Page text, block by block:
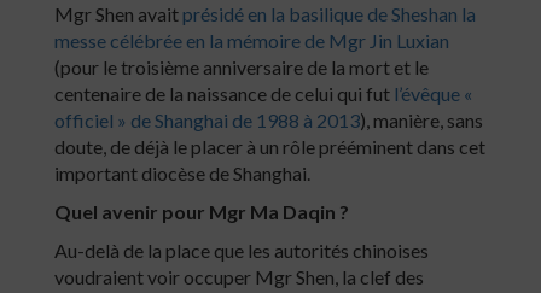
Mgr Shen avait présidé en la basilique de Sheshan la
messe célébrée en la mémoire de Mgr Jin Luxian
(pour le troisième anniversaire de la mort et le
centenaire de la naissance de celui qui fut l’évêque «
officiel » de Shanghai de 1988 à 2013), manière, sans
doute, de déjà le placer à un rôle prééminent dans cet
important diocèse de Shanghai.
Quel avenir pour Mgr Ma Daqin ?
Au-delà de la place que les autorités chinoises
voudraient voir occuper Mgr Shen, la clef des